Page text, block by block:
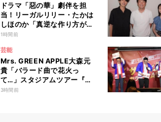
ドラマ「惡の華」劇伴を担
当！リーガルリリー・たかは
しほのか「真逆な作り方が面
白かった」最新曲「コニファ
1時間前
芸能
Mrs. GREEN APPLE大森元
貴「バラード曲で花火っ
て…」スタジアムツアー『ゼ
ンジン』演出の裏側と「ダー
3時間前